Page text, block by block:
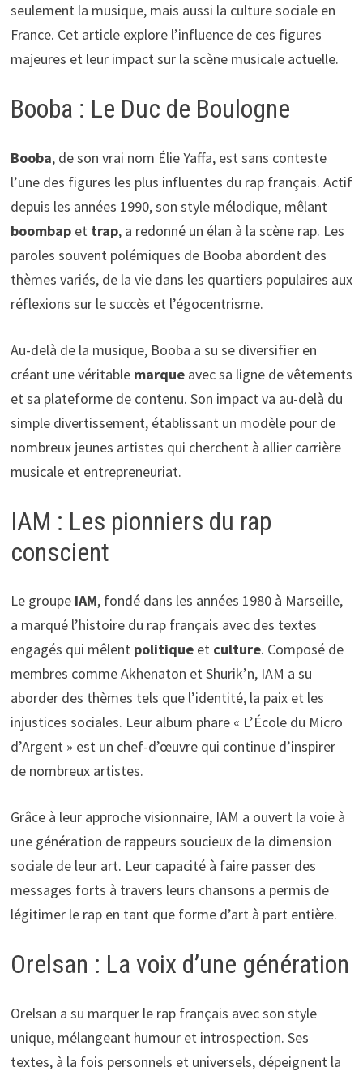
seulement la musique, mais aussi la culture sociale en
France. Cet article explore l’influence de ces figures
majeures et leur impact sur la scène musicale actuelle.
Booba : Le Duc de Boulogne
Booba, de son vrai nom Élie Yaffa, est sans conteste
l’une des figures les plus influentes du rap français. Actif
depuis les années 1990, son style mélodique, mêlant
boombapet trap, a redonné un élan à la scène rap. Les
paroles souvent polémiques de Booba abordent des
thèmes variés, de la vie dans les quartiers populaires aux
réflexions sur le succès et l’égocentrisme.
Au-delà de la musique, Booba a su se diversifier en
créant une véritable marqueavec sa ligne de vêtements
et sa plateforme de contenu. Son impact va au-delà du
simple divertissement, établissant un modèle pour de
nombreux jeunes artistes qui cherchent à allier carrière
musicale et entrepreneuriat.
IAM : Les pionniers du rap
conscient
Le groupe IAM, fondé dans les années 1980 à Marseille,
a marqué l’histoire du rap français avec des textes
engagés qui mêlent politiqueet culture. Composé de
membres comme Akhenaton et Shurik’n, IAM a su
aborder des thèmes tels que l’identité, la paix et les
injustices sociales. Leur album phare « L’École du Micro
d’Argent » est un chef-d’œuvre qui continue d’inspirer
de nombreux artistes.
Grâce à leur approche visionnaire, IAM a ouvert la voie à
une génération de rappeurs soucieux de la dimension
sociale de leur art. Leur capacité à faire passer des
messages forts à travers leurs chansons a permis de
légitimer le rap en tant que forme d’art à part entière.
Orelsan : La voix d’une génération
Orelsan a su marquer le rap français avec son style
unique, mélangeant humour et introspection. Ses
textes, à la fois personnels et universels, dépeignent la